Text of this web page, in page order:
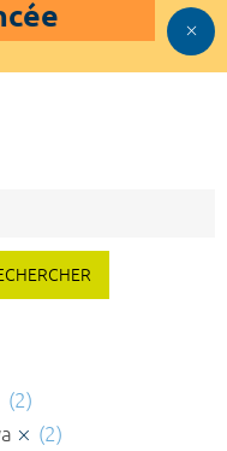
(2)
(2)